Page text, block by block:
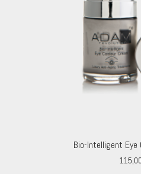
Bio-Intelligent Eye
115,00